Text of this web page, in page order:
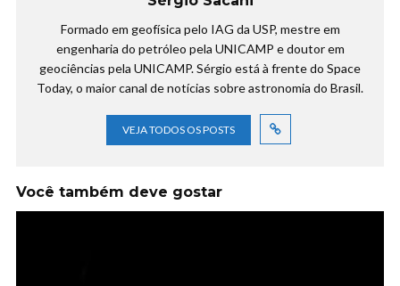
Formado em geofísica pelo IAG da USP, mestre em
engenharia do petróleo pela UNICAMP e doutor em
geociências pela UNICAMP. Sérgio está à frente do Space
Today, o maior canal de notícias sobre astronomia do Brasil.
VEJA TODOS OS POSTS
Você também deve gostar